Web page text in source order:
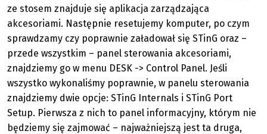
ze stosem znajduje się aplikacja zarządzająca
akcesoriami. Następnie resetujemy komputer, po czym
sprawdzamy czy poprawnie załadował się STinG oraz –
przede wszystkim – panel sterowania akcesoriami,
znajdziemy go w menu DESK -> Control Panel. Jeśli
wszystko wykonaliśmy poprawnie, w panelu sterowania
znajdziemy dwie opcje: STinG Internals i STinG Port
Setup. Pierwsza z nich to panel informacyjny, którym nie
będziemy się zajmować – najważniejszą jest ta druga,